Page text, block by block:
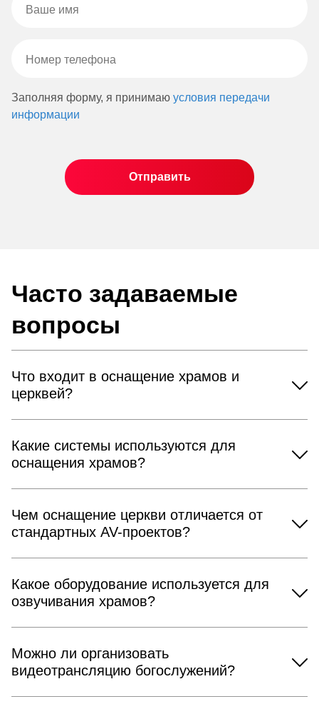
Заполняя форму, я принимаю условия передачи
информации
Часто задаваемые
вопросы
Что входит в оснащение храмов и
церквей?
Какие системы используются для
оснащения храмов?
Чем оснащение церкви отличается от
стандартных AV-проектов?
Какое оборудование используется для
озвучивания храмов?
Можно ли организовать
видеотрансляцию богослужений?